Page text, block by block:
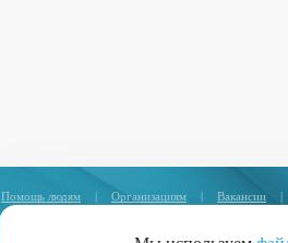
Помощь людям | Организациям | Вакансии |